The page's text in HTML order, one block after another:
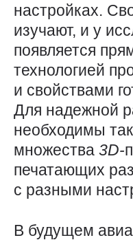
настройках.
изучают, и у
появляется
технологией
и свойствами
Для надежной
необходимы
множества 3D-
печатающих
с разными
В будущем